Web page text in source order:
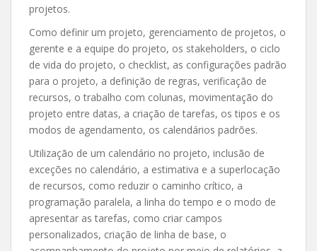
projetos.
Como definir um projeto, gerenciamento de projetos, o
gerente e a equipe do projeto, os stakeholders, o ciclo
de vida do projeto, o checklist, as configurações padrão
para o projeto, a definição de regras, verificação de
recursos, o trabalho com colunas, movimentação do
projeto entre datas, a criação de tarefas, os tipos e os
modos de agendamento, os calendários padrões.
Utilização de um calendário no projeto, inclusão de
exceções no calendário, a estimativa e a superlocação
de recursos, como reduzir o caminho crítico, a
programação paralela, a linha do tempo e o modo de
apresentar as tarefas, como criar campos
personalizados, criação de linha de base, o